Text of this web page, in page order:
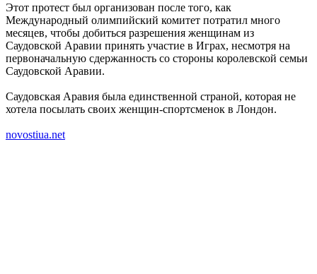
Этот протест был организован после того, как
Международный олимпийский комитет потратил много
месяцев, чтобы добиться разрешения женщинам из
Саудовской Аравии принять участие в Играх, несмотря на
первоначальную сдержанность со стороны королевской семьи
Саудовской Аравии.
Саудовская Аравия была единственной страной, которая не
хотела посылать своих женщин-спортсменок в Лондон.
novostiua.net